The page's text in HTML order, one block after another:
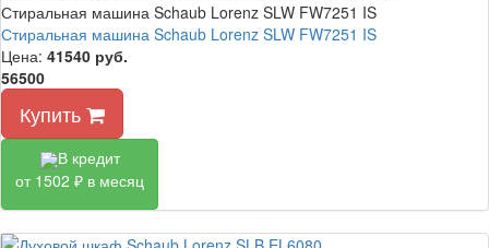
Стиральная машина Schaub Lorenz SLW FW7251 IS
Стиральная машина Schaub Lorenz SLW FW7251 IS
Цена: 41540 руб.
56500
Купить
В кредит
от 1502 ₽ в месяц